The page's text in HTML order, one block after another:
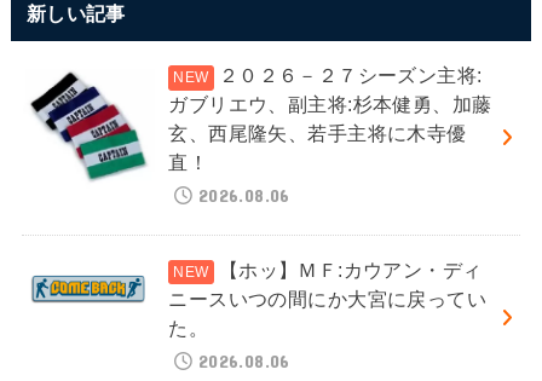
新しい記事
２０２６－２７シーズン主将:
ガブリエウ、副主将:杉本健勇、加藤
玄、西尾隆矢、若手主将に木寺優
直！
2026.08.06
【ホッ】ＭＦ:カウアン・ディ
ニースいつの間にか大宮に戻ってい
た。
2026.08.06